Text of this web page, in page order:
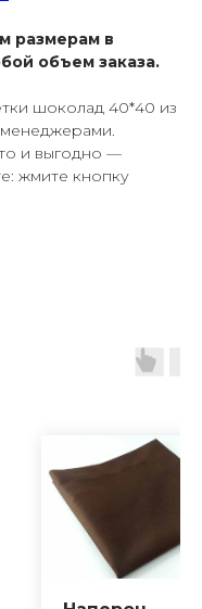
размерам в
объем заказа.
шоколад 40*40 из
и выгодно —
жмите кнопку